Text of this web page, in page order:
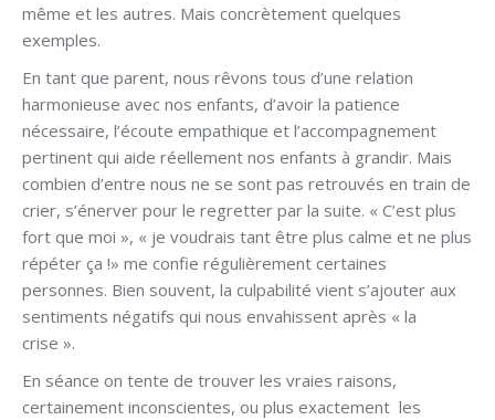
même et les autres. Mais concrètement quelques
exemples.
En tant que parent, nous rêvons tous d’une relation
harmonieuse avec nos enfants, d’avoir la patience
nécessaire, l’écoute empathique et l’accompagnement
pertinent qui aide réellement nos enfants à grandir. Mais
combien d’entre nous ne se sont pas retrouvés en train de
crier, s’énerver pour le regretter par la suite. « C’est plus
fort que moi », « je voudrais tant être plus calme et ne plus
répéter ça !» me confie régulièrement certaines
personnes. Bien souvent, la culpabilité vient s’ajouter aux
sentiments négatifs qui nous envahissent après « la
crise ».
En séance on tente de trouver les vraies raisons,
certainement inconscientes, ou plus exactement les